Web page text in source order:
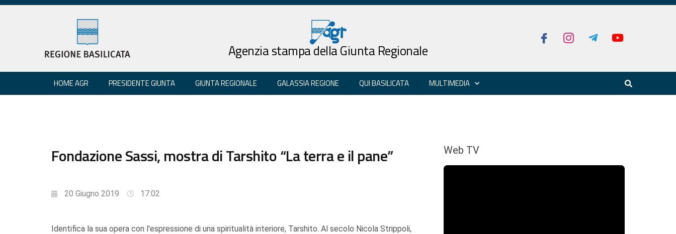
Agenzia stampa della Giunta Regionale
HOME AGR PRESIDENTE GIUNTA GIUNTA REGIONALE GALASSIA REGIONE QUI BASILICATA MULTIMEDIA
Fondazione Sassi, mostra di Tarshito “La terra e il pane”
20 Giugno 2019 17:02
Identifica la sua opera con l'espressione di una spiritualità interiore, Tarshito. Al secolo Nicola Strippoli,
Web TV